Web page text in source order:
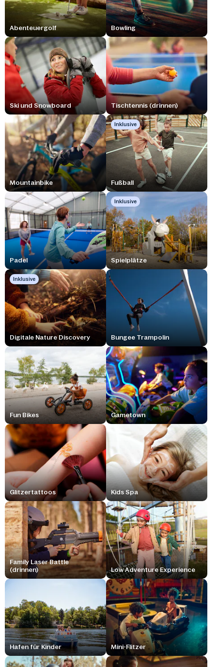
Abenteuergolf Bowling
Ski und Snowboard Tischtennis (drinnen)
Mountainbike
Inklusive
Fußball
Padel
Inklusive
Spielplätze
Inklusive
Digitale Nature Discovery Bungee Trampolin
Fun Bikes Gametown
Glitzertattoos Kids Spa
Family Laser Battle
(drinnen)
Low Adventure Experience
Hafen für Kinder Mini-Flitzer